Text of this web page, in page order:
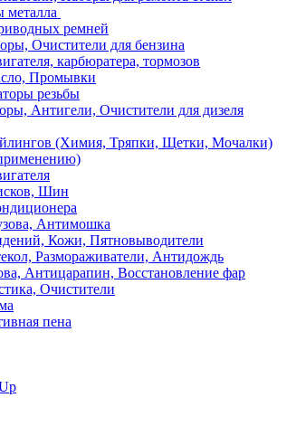
ремней
Очистители для бензина
карбюратера, тормозов
Промывки
резьбы
Антигели, Очистители для дизеля
(Химия, Тряпки, Щетки, Мочалки)
Шин
Антимошка
Кожи, Пятновыводители
Размораживатели, Антидождь
Антицарапин, Восстановление фар
Очистители
пена